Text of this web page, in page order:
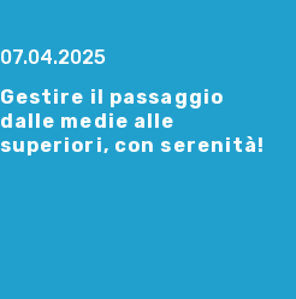
07.04.2025
Gestire il passaggio
dalle medie alle
superiori, con serenità!